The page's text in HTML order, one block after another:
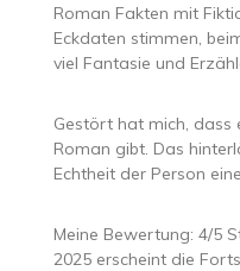
Roman Fakten mit
Eckdaten stimmen,
viel Fantasie und
Gestört hat mich, dass
Roman gibt. Das
Echtheit der Person
Meine Bewertung: 4/5
2025 erscheint die